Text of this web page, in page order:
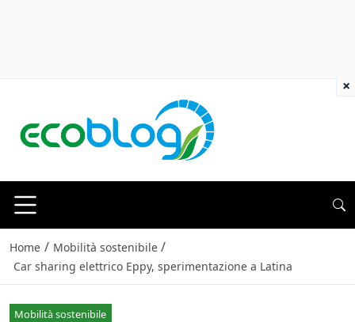
Home / Mobilità sostenibile /
Car sharing elettrico Eppy, sperimentazione a Latina
Mobilità sostenibile
×